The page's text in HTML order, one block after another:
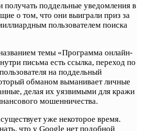
получать поддельные уведомления в
о том, что они выиграли приз за
пользователем поиска
темы «Программа онлайн-
письма есть ссылка, переход по
на поддельный
обманом выманивает личные
делая их уязвимыми для кражи
мошенничества.
уже некоторое время.
что у Google нет подобной